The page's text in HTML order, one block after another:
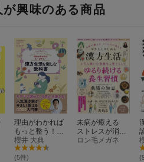
興味のある商品
理由がわかれば
もっと整う！漢
方生活を楽しむ
教科書
櫻井 大典
(5件)
未病が癒える
ストレスが消え
る やさしくは
ロン毛メガネ